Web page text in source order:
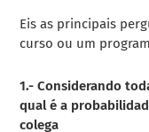
Eis as principais
curso ou um
1.- Considerando
qual é a
colega